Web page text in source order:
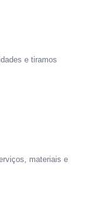
e tiramos
materiais e